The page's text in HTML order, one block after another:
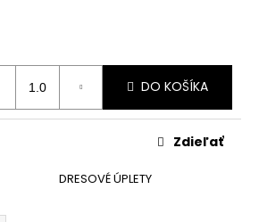
DO KOŠÍKA
DRESOVÉ ÚPLETY
Zdieľať